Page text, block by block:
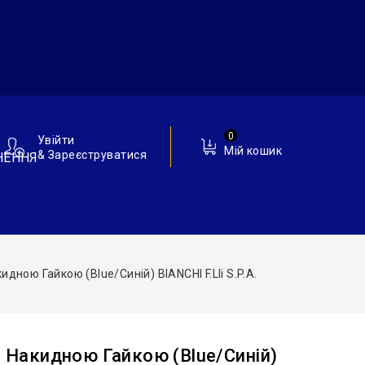
Мій кошик
0
Увійти
& Зареєструватися
Гайкою (blue/синій) BIANCHI F.lli S.p.A.
Накидною Гайкою (blue/синій)